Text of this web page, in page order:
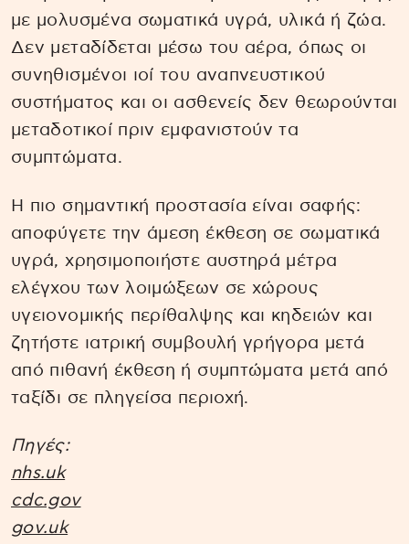
με μολυσμένα σωματικά υγρά, υλικά ή ζώα.
Δεν μεταδίδεται μέσω του αέρα, όπως οι
συνηθισμένοι ιοί του αναπνευστικού
συστήματος και οι ασθενείς δεν θεωρούνται
μεταδοτικοί πριν εμφανιστούν τα
συμπτώματα.
Η πιο σημαντική προστασία είναι σαφής:
αποφύγετε την άμεση έκθεση σε σωματικά
υγρά, χρησιμοποιήστε αυστηρά μέτρα
ελέγχου των λοιμώξεων σε χώρους
υγειονομικής περίθαλψης και κηδειών και
ζητήστε ιατρική συμβουλή γρήγορα μετά
από πιθανή έκθεση ή συμπτώματα μετά από
ταξίδι σε πληγείσα περιοχή.
Πηγές:
nhs.uk
cdc.gov
gov.uk